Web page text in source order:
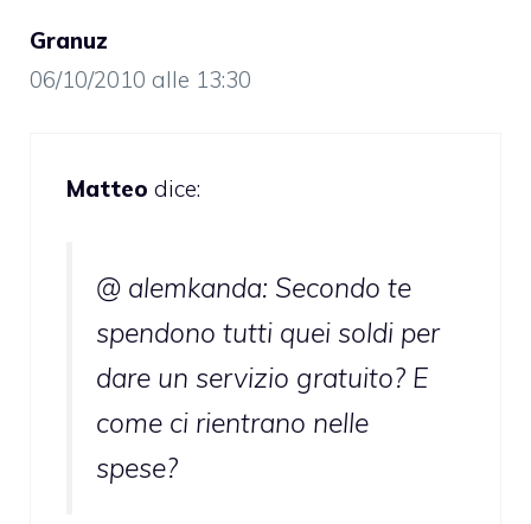
Granuz
06/10/2010 alle 13:30
Matteo dice:
@ alemkanda: Secondo te
spendono tutti quei soldi per
dare un servizio gratuito? E
come ci rientrano nelle
spese?